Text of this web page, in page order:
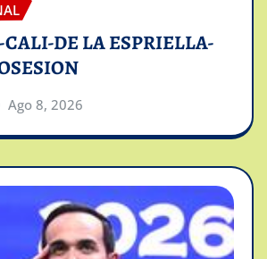
DE LA ESPRIELLA-
Ago 8, 2026